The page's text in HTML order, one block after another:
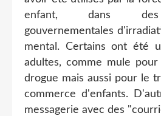
enfant, dans des
gouvernementales
mental. Certains ont été
adultes, comme mule
drogue mais aussi pour le
commerce d'enfants.
messagerie avec des